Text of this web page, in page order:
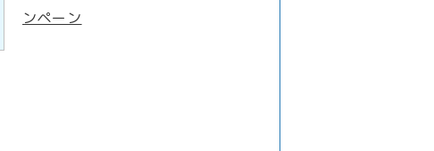
ンペーン